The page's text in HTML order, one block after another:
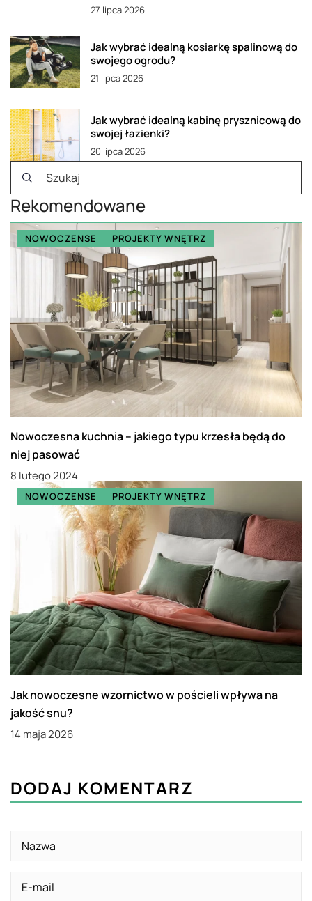
27 lipca 2026
Jak wybrać idealną kosiarkę spalinową do
swojego ogrodu?
21 lipca 2026
Jak wybrać idealną kabinę prysznicową do
swojej łazienki?
20 lipca 2026
Rekomendowane
NOWOCZENSE PROJEKTY WNĘTRZ
Nowoczesna kuchnia – jakiego typu krzesła będą do
niej pasować
8 lutego 2024
NOWOCZENSE PROJEKTY WNĘTRZ
Jak nowoczesne wzornictwo w pościeli wpływa na
jakość snu?
14 maja 2026
DODAJ KOMENTARZ